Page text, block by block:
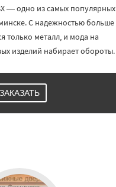
— одно из самых популярных
С надежностью больше
только металл, и мода на
изделий набирает обороты.
ЗАКАЗАТЬ